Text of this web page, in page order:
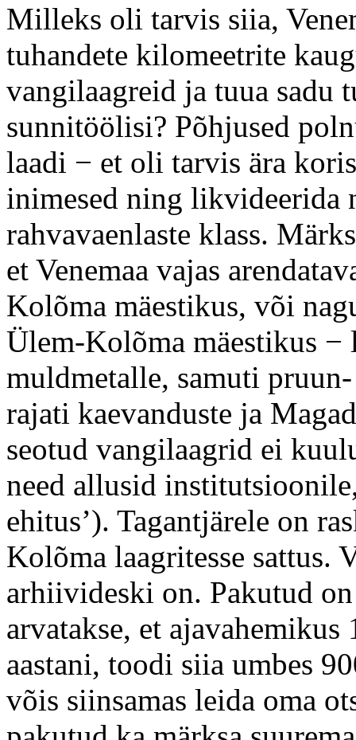
Milleks oli tarvis siia,
tuhandete kilomeetrite
vangilaagreid ja tuua
sunnitöölisi? Põhjused
laadi − et oli tarvis ära
inimesed ning likvideerida
rahvavaenlaste klass.
et Venemaa vajas
Kolõma mäestikus, või
Ülem-Kolõma mäestikus
muldmetalle, samuti
rajati kaevanduste ja
seotud vangilaagrid ei
need allusid
ehitus’). Tagantjärele on
Kolõma laagritesse
arhiivideski on. Pakutud
arvatakse, et
aastani, toodi siia umbes
võis siinsamas leida oma